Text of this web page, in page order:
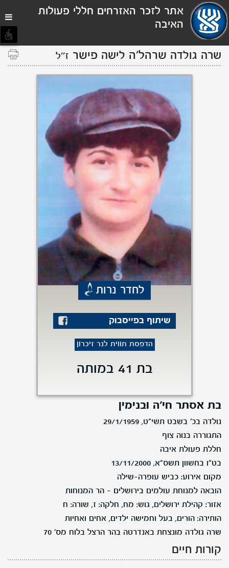
תפריט
נגישות
אתר לזכר האזרחים חללי פעולות
האיבה
שרה גולדה שרהל'ה לישה פישר ז''ל
לחדר נרות
שיתוף בפייסבוק
הדפסת תווית לנר זיכרון
בת 41 במותה
בת אסתר חי'ה ובנימין
נולדה בכ' בשבט תשי"ט, 29/1/1959
התגוררה בנוה צוף
חללת פעולת איבה
בט"ו בחשוון תשס"א, 13/11/2000
מקום אירוע: כביש עופרה-שילה
הובאה למנוחת עולמים בירושלים - הר המנוחות
אזור: קהילת ירושלים, גוש: מח, חלקה: ז, שורה: ח
הותירה: הורים, בעל וחמישה ילדים, אחים ואחיות
שרה גולדה מונצחת באנדרטה בהר הרצל בלוח מס' 70
קורות חיים